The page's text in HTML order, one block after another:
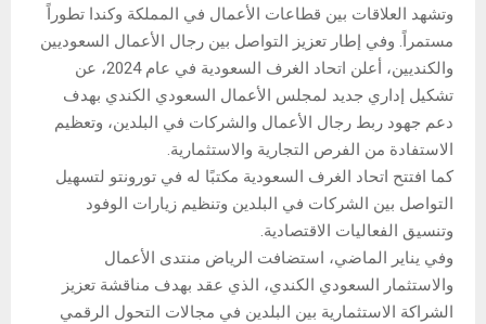
وتشهد العلاقات بين قطاعات الأعمال في المملكة وكندا تطوراً
مستمراً. وفي إطار تعزيز التواصل بين رجال الأعمال السعوديين
والكنديين، أعلن اتحاد الغرف السعودية في عام 2024، عن
تشكيل إداري جديد لمجلس الأعمال السعودي الكندي بهدف
دعم جهود ربط رجال الأعمال والشركات في البلدين، وتعظيم
الاستفادة من الفرص التجارية والاستثمارية.
كما افتتح اتحاد الغرف السعودية مكتبًا له في تورونتو لتسهيل
التواصل بين الشركات في البلدين وتنظيم زيارات الوفود
وتنسيق الفعاليات الاقتصادية.
وفي يناير الماضي، استضافت الرياض منتدى الأعمال
والاستثمار السعودي الكندي، الذي عقد بهدف مناقشة تعزيز
الشراكة الاستثمارية بين البلدين في مجالات التحول الرقمي